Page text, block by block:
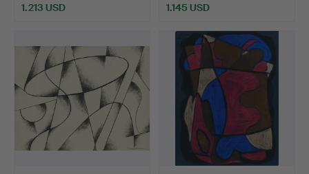
1.213 USD 1.145 USD